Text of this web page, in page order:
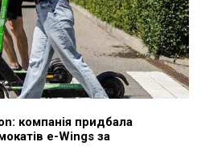
компанія придбала
e-Wings за